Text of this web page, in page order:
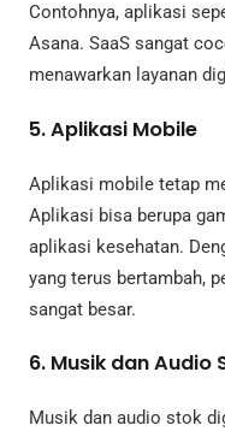
Contohnya, aplikasi
Asana. SaaS sangat
menawarkan layanan
5. Aplikasi Mobile
Aplikasi mobile tetap
Aplikasi bisa berupa
aplikasi kesehatan.
yang terus bertambah,
sangat besar.
6. Musik dan Audio
Musik dan audio stok